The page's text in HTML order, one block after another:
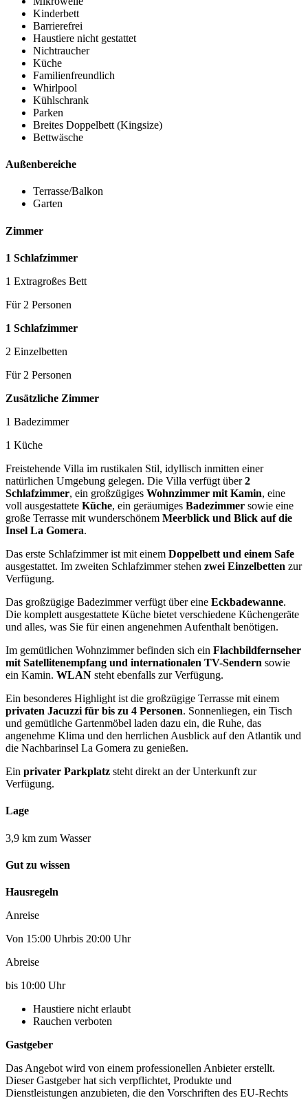
Kinderbett
Barrierefrei
Haustiere nicht gestattet
Nichtraucher
Küche
Familienfreundlich
Whirlpool
Kühlschrank
Parken
Breites Doppelbett (Kingsize)
Bettwäsche
Außenbereiche
Terrasse/Balkon
Garten
Zimmer
1 Schlafzimmer
1 Extragroßes Bett
Für 2 Personen
1 Schlafzimmer
2 Einzelbetten
Für 2 Personen
Zusätzliche Zimmer
1 Badezimmer
1 Küche
Freistehende Villa im rustikalen Stil, idyllisch inmitten einer
natürlichen Umgebung gelegen. Die Villa verfügt über2
Schlafzimmer, ein großzügiges Wohnzimmer mit Kamin, eine
voll ausgestattete Küche, ein geräumiges Badezimmer sowie eine
große Terrasse mit wunderschönem Meerblick und Blick auf die
Insel La Gomera.
Das erste Schlafzimmer ist mit einem Doppelbett und einem Safe
ausgestattet. Im zweiten Schlafzimmer stehen zwei Einzelbetten zur
Verfügung.
Das großzügige Badezimmer verfügt über eine Eckbadewanne.
Die komplett ausgestattete Küche bietet verschiedene Küchengeräte
und alles, was Sie für einen angenehmen Aufenthalt benötigen.
Im gemütlichen Wohnzimmer befinden sich ein Flachbildfernseher
mit Satellitenempfang und internationalen TV-Sendern sowie
ein Kamin. WLAN steht ebenfalls zur Verfügung.
Ein besonderes Highlight ist die großzügige Terrasse mit einem
privaten Jacuzzi für bis zu 4 Personen. Sonnenliegen, ein Tisch
und gemütliche Gartenmöbel laden dazu ein, die Ruhe, das
angenehme Klima und den herrlichen Ausblick auf den Atlantik und
die Nachbarinsel La Gomera zu genießen.
Ein privater Parkplatz steht direkt an der Unterkunft zur
Verfügung.
Lage
3,9 km zum Wasser
Gut zu wissen
Hausregeln
Anreise
Von 15:00 Uhrbis 20:00 Uhr
Abreise
bis 10:00 Uhr
Haustiere nicht erlaubt
Rauchen verboten
Gastgeber
Das Angebot wird von einem professionellen Anbieter erstellt.
Dieser Gastgeber hat sich verpflichtet, Produkte und
Dienstleistungen anzubieten, die den Vorschriften des EU-Rechts